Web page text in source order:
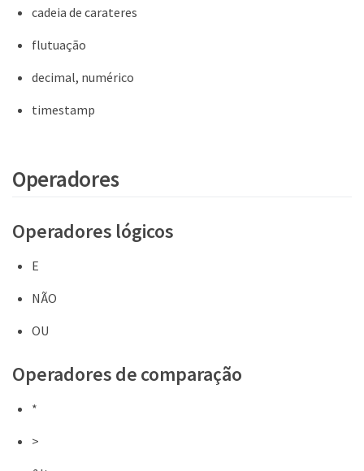
cadeia de carateres
flutuação
decimal, numérico
timestamp
Operadores
Operadores lógicos
E
NÃO
OU
Operadores de comparação
*
>